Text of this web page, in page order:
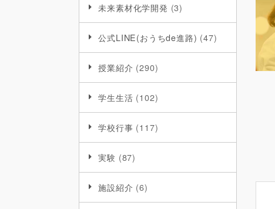
未来素材化学開発 (3)
公式LINE(おうちde進路) (47)
授業紹介 (290)
学生生活 (102)
学校行事 (117)
実験 (87)
施設紹介 (6)